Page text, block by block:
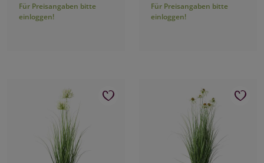
Für Preisangaben bitte
einloggen!
Für Preisangaben bitte
einloggen!